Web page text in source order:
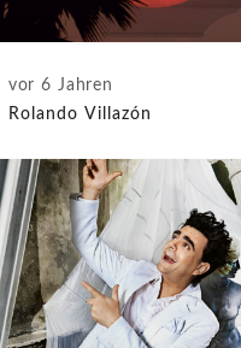
vor 6 Jahren
Rolando Villazón